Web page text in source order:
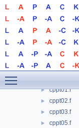
cpbt02.f
cpbt05.f
► cpot01.f
► cpot02.f
cpot03.f
► cppt01.f
► cppt02.f
► cppt03.f
► cppt05.f